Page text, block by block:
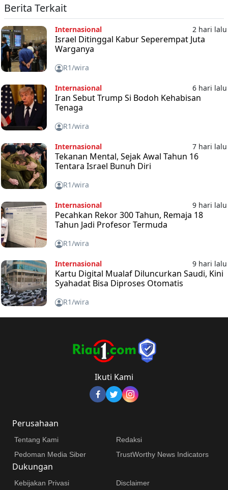
Berita Terkait
Internasional 2 hari lalu
Israel Ditinggal Kabur Seperempat Juta
Warganya
R1/wira
Internasional 6 hari lalu
Iran Sebut Trump Si Bodoh Kehabisan
Tenaga
R1/wira
Internasional 7 hari lalu
Tekanan Mental, Sejak Awal Tahun 16
Tentara Israel Bunuh Diri
R1/wira
Internasional 9 hari lalu
Pecahkan Rekor 300 Tahun, Remaja 18
Tahun Jadi Profesor Termuda
R1/wira
Internasional 9 hari lalu
Kartu Digital Mualaf Diluncurkan Saudi, Kini
Syahadat Bisa Diproses Otomatis
R1/wira
Ikuti Kami
Perusahaan
Tentang Kami
Redaksi
Pedoman Media Siber
TrustWorthy News Indicators
Dukungan
Kebijakan Privasi Disclaimer